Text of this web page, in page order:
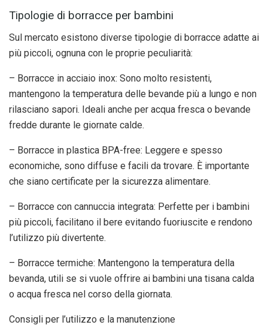
Tipologie di borracce per bambini
Sul mercato esistono diverse tipologie di borracce adatte ai
più piccoli, ognuna con le proprie peculiarità:
– Borracce in acciaio inox: Sono molto resistenti,
mantengono la temperatura delle bevande più a lungo e non
rilasciano sapori. Ideali anche per acqua fresca o bevande
fredde durante le giornate calde.
– Borracce in plastica BPA-free: Leggere e spesso
economiche, sono diffuse e facili da trovare. È importante
che siano certificate per la sicurezza alimentare.
– Borracce con cannuccia integrata: Perfette per i bambini
più piccoli, facilitano il bere evitando fuoriuscite e rendono
l’utilizzo più divertente.
– Borracce termiche: Mantengono la temperatura della
bevanda, utili se si vuole offrire ai bambini una tisana calda
o acqua fresca nel corso della giornata.
Consigli per l’utilizzo e la manutenzione